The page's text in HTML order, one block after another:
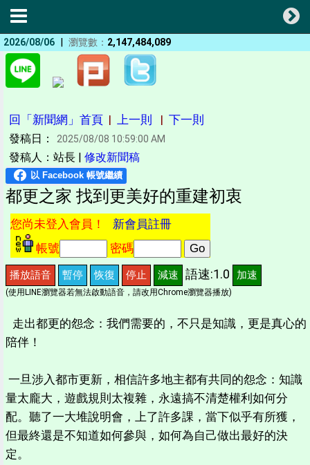
2026/08/06 | 瀏覽數： 2,147,484,089
回「新聞網」首頁 | 上一則 | 下一則
發稿日： 2025/08/08 10:59:00 AM
發稿人：站長 | 修改新聞稿
都更之家 找到更美好的重建初衷
您尚未登入會員！ 新會員註冊
帳號
密碼
播放語音 暫停 恢復 停止 減速 語速:1.0 加速
(使用LINE瀏覽器若無法啟動語音，請改用Chrome瀏覽器播放)
走出都更的怨念：我們需要的，不只是知識，更是真心的
陪伴！
一旦涉入都市更新，相信許多地主都有共同的怨念：知識
量太龐大，遊戲規則太複雜，永遠搞不清楚權利如何分
配。聽了一大堆說明會，上了許多課，當下似乎有所獲，
但最終還是不知道如何參與，如何為自己做出最好的決
定。